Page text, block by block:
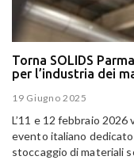
Torna SOLIDS
per l’industria dei
19 Giugno 2025
L’11 e 12 febbraio 2026
evento italiano
stoccaggio di materiali